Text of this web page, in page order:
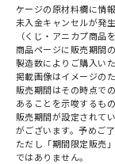
ケージの原材料欄に情
未入金キャンセルが発
（くじ・アニカプ商品を
商品ページに販売期間
製造数によりご購入い
掲載画像はイメージの
販売期間はその時点で
あることを示唆するも
販売期間が設定されて
がございます。予めご了
ただし「期間限定販売
ではありません。